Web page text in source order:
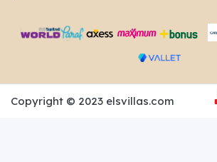
Copyright © 2023 elsvillas.com